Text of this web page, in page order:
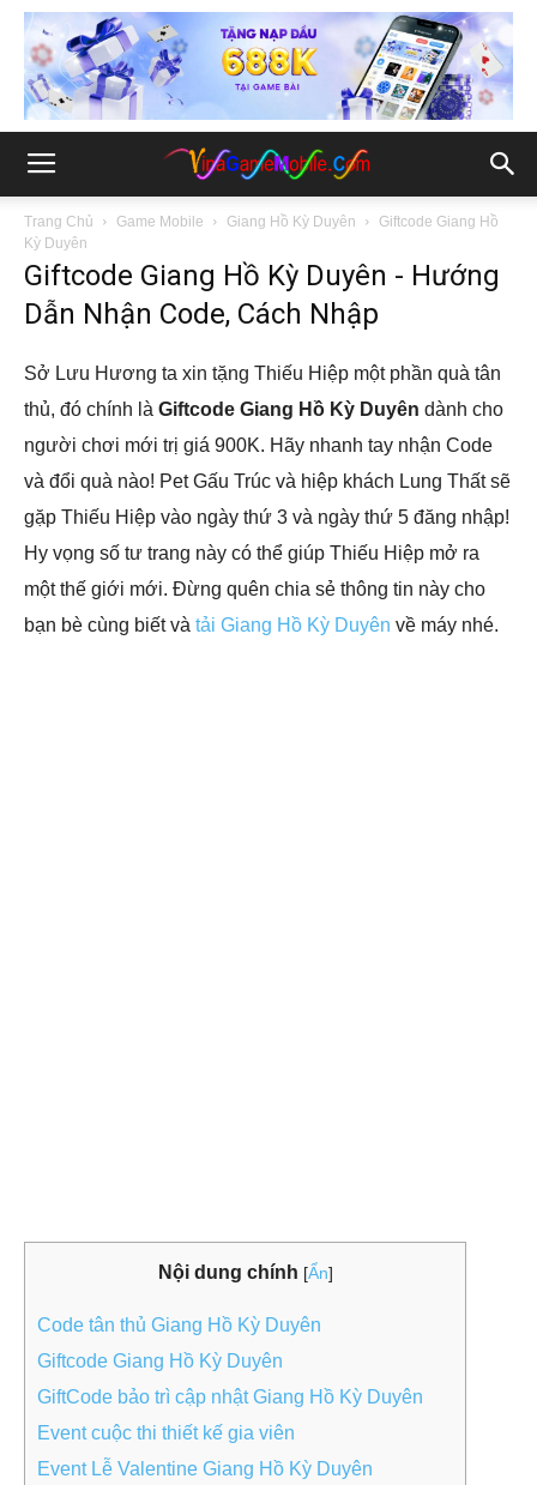
Trang Chủ Game Mobile Giang Hồ Kỳ Duyên
Giftcode Giang Hồ
Kỳ Duyên
Giftcode Giang Hồ Kỳ Duyên - Hướng
Dẫn Nhận Code, Cách Nhập
Sở Lưu Hương ta xin tặng Thiếu Hiệp một phần quà tân
thủ, đó chính là Giftcode Giang Hồ Kỳ Duyên dành cho
người chơi mới trị giá 900K. Hãy nhanh tay nhận Code
và đổi quà nào! Pet Gấu Trúc và hiệp khách Lung Thất sẽ
gặp Thiếu Hiệp vào ngày thứ 3 và ngày thứ 5 đăng nhập!
Hy vọng số tư trang này có thể giúp Thiếu Hiệp mở ra
một thế giới mới. Đừng quên chia sẻ thông tin này cho
bạn bè cùng biết và tải Giang Hồ Kỳ Duyên về máy nhé.
Nội dung chính [Ẩn]
Code tân thủ Giang Hồ Kỳ Duyên
Giftcode Giang Hồ Kỳ Duyên
GiftCode bảo trì cập nhật Giang Hồ Kỳ Duyên
Event cuộc thi thiết kế gia viên
Event Lễ Valentine Giang Hồ Kỳ Duyên